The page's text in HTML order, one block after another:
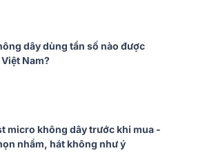
dây dùng tần số nào được
Nam?
micro không dây trước khi mua -
nhầm, hát không như ý